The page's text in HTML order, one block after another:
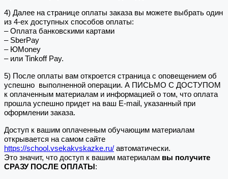
4) Далее на странице оплаты заказа вы можете выбрать один
из 4-ех доступных способов оплаты:
– Оплата банковскими картами
– SberPay
– ЮMoney
– или Tinkoff Pay.
5) После оплаты вам откроется страница с оповещением об
успешно выполненной операции. А ПИСЬМО С ДОСТУПОМ
к оплаченным материалам и информацией о том, что оплата
прошла успешно придет на ваш E-mail, указанный при
оформлении заказа.
Доступ к вашим оплаченным обучающим материалам
открывается на самом сайте
https://school.vsekakvskazke.ru/ автоматически.
Это значит, что доступ к вашим материалам вы получите
СРАЗУ ПОСЛЕ ОПЛАТЫ :